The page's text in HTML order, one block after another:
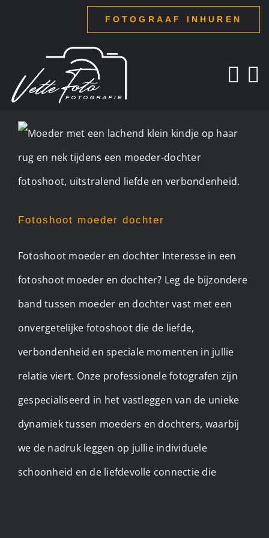
FOTOGRAAF INHUREN
Fotoshoot moeder dochter
Fotoshoot moeder dochter
Fotoshoot moeder en dochter Interesse in een
fotoshoot moeder en dochter? Leg de bijzondere
band tussen moeder en dochter vast met een
onvergetelijke fotoshoot die de liefde,
verbondenheid en speciale momenten in jullie
relatie viert. Onze professionele fotografen zijn
gespecialiseerd in het vastleggen van de unieke
dynamiek tussen moeders en dochters, waarbij
we de nadruk leggen op jullie individuele
schoonheid en de liefdevolle connectie die